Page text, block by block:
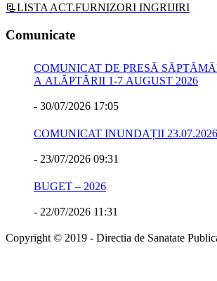
📃LISTA ACT.FURNIZORI INGRIJIRI
Comunicate
COMUNICAT DE PRESĂ
A ALĂPTĂRII 1-7 AUGUST 2026
- 30/07/2026 17:05
COMUNICAT INUNDAȚII 23.07.2026
- 23/07/2026 09:31
BUGET – 2026
- 22/07/2026 11:31
Copyright © 2019 - Directia de Sanatate